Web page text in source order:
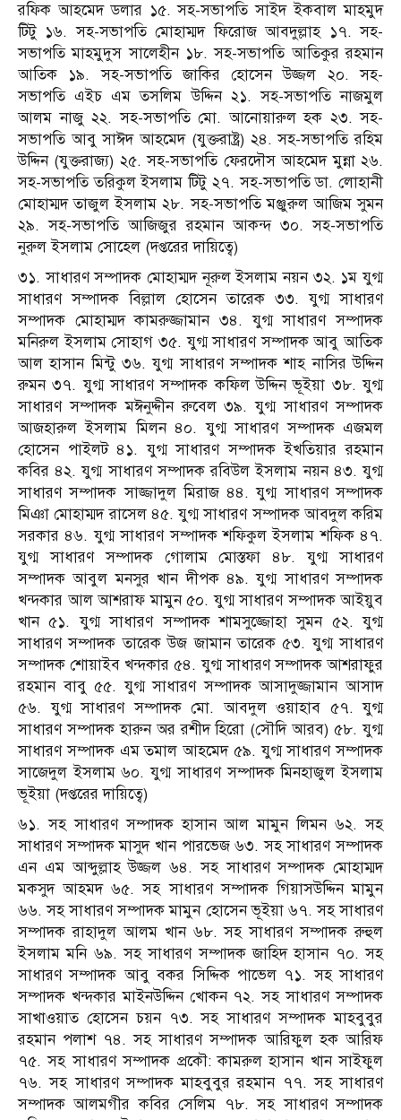
রফিক আহমেদ ডলার ১৫. সহ-সভাপতি সাইদ ইকবাল মাহমুদ
টিটু ১৬. সহ-সভাপতি মোহাম্মদ ফিরোজ আবদুল্লাহ ১৭. সহ-
সভাপতি মাহমুদুস সালেহীন ১৮. সহ-সভাপতি আতিকুর রহমান
আতিক ১৯. সহ-সভাপতি জাকির হোসেন উজ্জল ২০. সহ-
সভাপতি এইচ এম তসলিম উদ্দিন ২১. সহ-সভাপতি নাজমুল
আলম নাজু ২২. সহ-সভাপতি মো. আনোয়ারুল হক ২৩. সহ-
সভাপতি আবু সাঈদ আহমেদ (যুক্তরাষ্ট্র) ২৪. সহ-সভাপতি রহিম
উদ্দিন (যুক্তরাজ্য) ২৫. সহ-সভাপতি ফেরদৌস আহমেদ মুন্না ২৬.
সহ-সভাপতি তরিকুল ইসলাম টিটু ২৭. সহ-সভাপতি ডা. লোহানী
মোহাম্মদ তাজুল ইসলাম ২৮. সহ-সভাপতি মঞ্জুরুল আজিম সুমন
২৯. সহ-সভাপতি আজিজুর রহমান আকন্দ ৩০. সহ-সভাপতি
নুরুল ইসলাম সোহেল (দপ্তরের দায়িত্বে)
৩১. সাধারণ সম্পাদক মোহাম্মদ নূরুল ইসলাম নয়ন ৩২. ১ম যুগ্ম
সাধারণ সম্পাদক বিল্লাল হোসেন তারেক ৩৩. যুগ্ম সাধারণ
সম্পাদক মোহাম্মদ কামরুজ্জামান ৩৪. যুগ্ম সাধারণ সম্পাদক
মনিরুল ইসলাম সোহাগ ৩৫. যুগ্ম সাধারণ সম্পাদক আবু আতিক
আল হাসান মিন্টু ৩৬. যুগ্ম সাধারণ সম্পাদক শাহ নাসির উদ্দিন
রুমন ৩৭. যুগ্ম সাধারণ সম্পাদক কফিল উদ্দিন ভূইয়া ৩৮. যুগ্ম
সাধারণ সম্পাদক মঈনুদ্দীন রুবেল ৩৯. যুগ্ম সাধারণ সম্পাদক
আজহারুল ইসলাম মিলন ৪০. যুগ্ম সাধারণ সম্পাদক এজমল
হোসেন পাইলট ৪১. যুগ্ম সাধারণ সম্পাদক ইখতিয়ার রহমান
কবির ৪২. যুগ্ম সাধারণ সম্পাদক রবিউল ইসলাম নয়ন ৪৩. যুগ্ম
সাধারণ সম্পাদক সাজ্জাদুল মিরাজ ৪৪. যুগ্ম সাধারণ সম্পাদক
মিঞা মোহাম্মদ রাসেল ৪৫. যুগ্ম সাধারণ সম্পাদক আবদুল করিম
সরকার ৪৬. যুগ্ম সাধারণ সম্পাদক শফিকুল ইসলাম শফিক ৪৭.
যুগ্ম সাধারণ সম্পাদক গোলাম মোস্তফা ৪৮. যুগ্ম সাধারণ
সম্পাদক আবুল মনসুর খান দীপক ৪৯. যুগ্ম সাধারণ সম্পাদক
খন্দকার আল আশরাফ মামুন ৫০. যুগ্ম সাধারণ সম্পাদক আইয়ুব
খান ৫১. যুগ্ম সাধারণ সম্পাদক শামসুজ্জোহা সুমন ৫২. যুগ্ম
সাধারণ সম্পাদক তারেক উজ জামান তারেক ৫৩. যুগ্ম সাধারণ
সম্পাদক শোয়াইব খন্দকার ৫৪. যুগ্ম সাধারণ সম্পাদক আশরাফুর
রহমান বাবু ৫৫. যুগ্ম সাধারণ সম্পাদক আসাদুজ্জামান আসাদ
৫৬. যুগ্ম সাধারণ সম্পাদক মো. আবদুল ওয়াহাব ৫৭. যুগ্ম
সাধারণ সম্পাদক হারুন অর রশীদ হিরো (সৌদি আরব) ৫৮. যুগ্ম
সাধারণ সম্পাদক এম তমাল আহমেদ ৫৯. যুগ্ম সাধারণ সম্পাদক
সাজেদুল ইসলাম ৬০. যুগ্ম সাধারণ সম্পাদক মিনহাজুল ইসলাম
ভূইয়া (দপ্তরের দায়িত্বে)
৬১. সহ সাধারণ সম্পাদক হাসান আল মামুন লিমন ৬২. সহ
সাধারণ সম্পাদক মাসুদ খান পারভেজ ৬৩. সহ সাধারণ সম্পাদক
এন এম আব্দুল্লাহ উজ্জল ৬৪. সহ সাধারণ সম্পাদক মোহাম্মদ
মকসুদ আহমদ ৬৫. সহ সাধারণ সম্পাদক গিয়াসউদ্দিন মামুন
৬৬. সহ সাধারণ সম্পাদক মামুন হোসেন ভূইয়া ৬৭. সহ সাধারণ
সম্পাদক রাহাদুল আলম খান ৬৮. সহ সাধারণ সম্পাদক রুহুল
ইসলাম মনি ৬৯. সহ সাধারণ সম্পাদক জাহিদ হাসান ৭০. সহ
সাধারণ সম্পাদক আবু বকর সিদ্দিক পাভেল ৭১. সহ সাধারণ
সম্পাদক খন্দকার মাইনউদ্দিন খোকন ৭২. সহ সাধারণ সম্পাদক
সাখাওয়াত হোসেন চয়ন ৭৩. সহ সাধারণ সম্পাদক মাহবুবুর
রহমান পলাশ ৭৪. সহ সাধারণ সম্পাদক আরিফুল হক আরিফ
৭৫. সহ সাধারণ সম্পাদক প্রকৌ: কামরুল হাসান খান সাইফুল
৭৬. সহ সাধারণ সম্পাদক মাহবুবুর রহমান ৭৭. সহ সাধারণ
সম্পাদক আলমগীর কবির সেলিম ৭৮. সহ সাধারণ সম্পাদক